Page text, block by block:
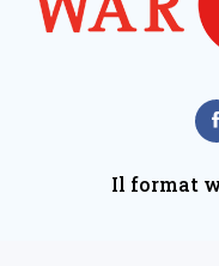
Il format